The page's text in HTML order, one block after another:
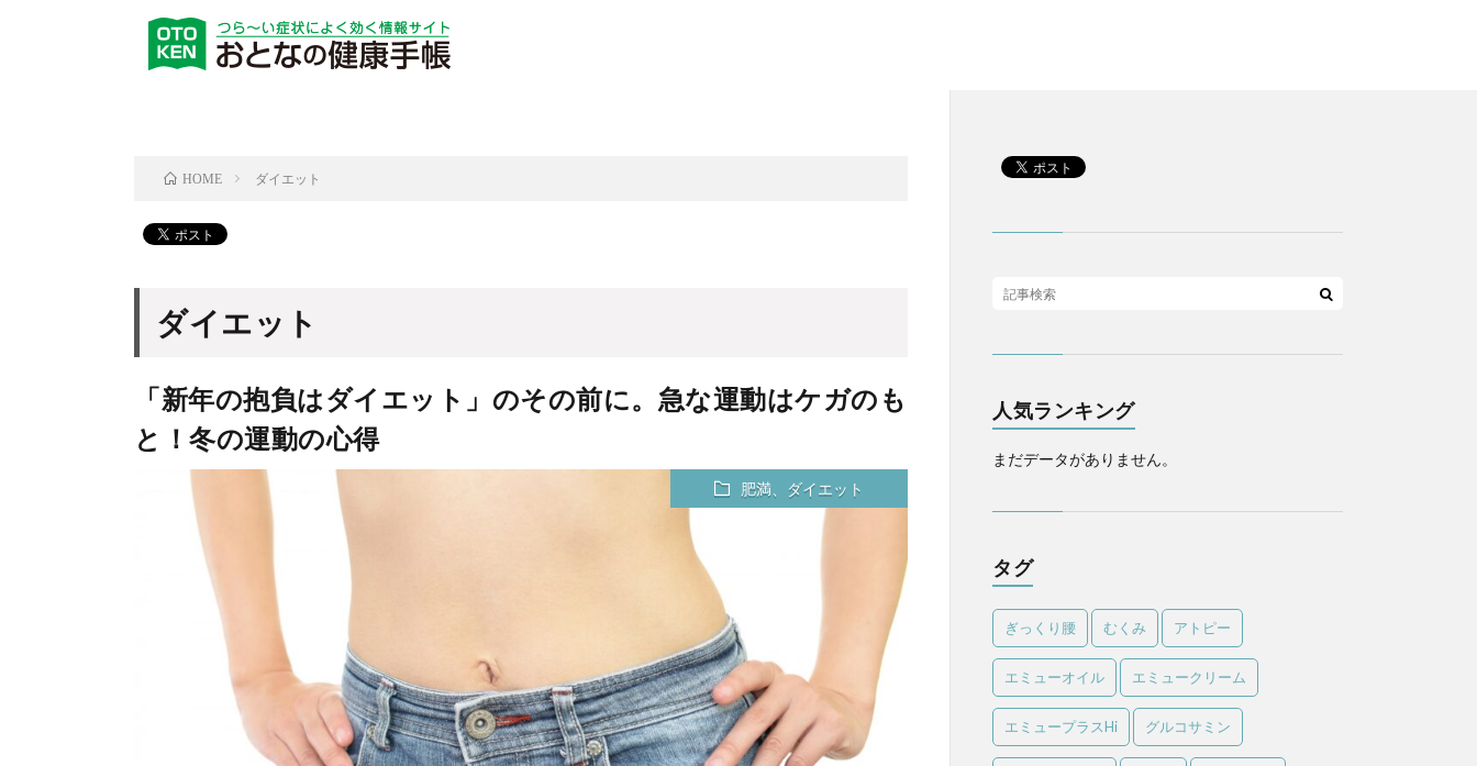
HOME ダイエット
ダイエット
「新年の抱負はダイエット」のその前に。急な運動はケガのも
と！冬の運動の心得
肥満、ダイエット
人気ランキング
まだデータがありません。
タグ
ぎっくり腰 むくみ アトピー
エミューオイル エミュークリーム
エミュープラスHi グルコサミン